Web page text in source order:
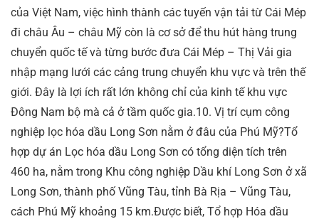
của Việt Nam, việc hình thành các tuyến vận tải từ Cái Mép
đi châu Âu – châu Mỹ còn là cơ sở để thu hút hàng trung
chuyển quốc tế và từng bước đưa Cái Mép – Thị Vải gia
nhập mạng lưới các cảng trung chuyển khu vực và trên thế
giới. Đây là lợi ích rất lớn không chỉ của kinh tế khu vực
Đông Nam bộ mà cả ở tầm quốc gia.10. Vị trí cụm công
nghiệp lọc hóa dầu Long Sơn nằm ở đâu của Phú Mỹ?Tổ
hợp dự án Lọc hóa dầu Long Sơn có tổng diện tích trên
460 ha, nằm trong Khu công nghiệp Dầu khí Long Sơn ở xã
Long Sơn, thành phố Vũng Tàu, tỉnh Bà Rịa – Vũng Tàu,
cách Phú Mỹ khoảng 15 km.Được biết, Tổ hợp Hóa dầu